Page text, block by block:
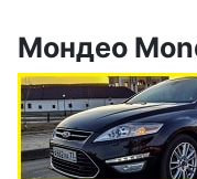
Мондео